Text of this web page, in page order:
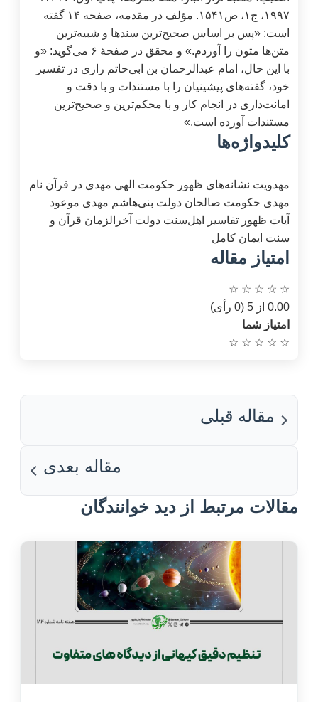
۱۹۹۷، ج۱، ص۱۵۴۱. مؤلف در مقدمه، صفحه ۱۴ گفته
است: «پس بر اساس صحیح‌ترین سندها و شبیه‌ترین
متن‌ها متون را آوردم.» و محقق در صفحۀ ۶ می‌گوید: «و
با این حال، امام عبدالرحمان بن ابی‌حاتم رازی در تفسیر
خود، گفته‌های پیشینیان را با مستندات و با دقت و
امانت‌داری در انجام کار و با محکم‌ترین و صحیح‌ترین
مستندات آورده است.»
کلیدواژه‌ها
مهدویت نشانه‌های ظهور حکومت الهی مهدی در قرآن نام
مهدی حکومت صالحان دولت بنی‌هاشم مهدی موعود
آیات ظهور تفاسیر اهل‌سنت دولت آخرالزمان قرآن و
سنت ایمان کامل
امتیاز مقاله
☆
☆
☆
☆
☆
0.00 از 5 (0 رأی)
امتیاز شما
☆
☆
☆
☆
☆
مقاله قبلی
مقاله بعدی
مقالات مرتبط از دید خوانندگان